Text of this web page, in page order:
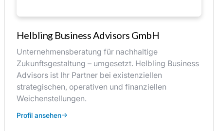
Helbling Business Advisors GmbH
Unternehmensberatung für nachhaltige
Zukunftsgestaltung – umgesetzt. Helbling Business
Advisors ist Ihr Partner bei existenziellen
strategischen, operativen und finanziellen
Weichenstellungen.
Profil ansehen